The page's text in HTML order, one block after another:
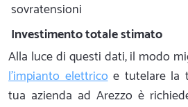
sovratensioni
Investimento totale stimato
Alla luce di questi dati, il modo
l'impianto elettricoe tutelare la
tua azienda ad Arezzo è